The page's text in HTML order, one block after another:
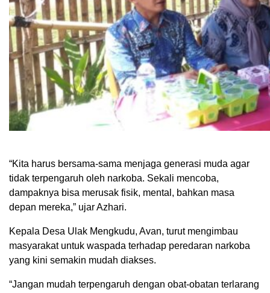
“Kita harus bersama-sama menjaga generasi muda agar
tidak terpengaruh oleh narkoba. Sekali mencoba,
dampaknya bisa merusak fisik, mental, bahkan masa
depan mereka,” ujar Azhari.
Kepala Desa Ulak Mengkudu, Avan, turut mengimbau
masyarakat untuk waspada terhadap peredaran narkoba
yang kini semakin mudah diakses.
“Jangan mudah terpengaruh dengan obat-obatan terlarang